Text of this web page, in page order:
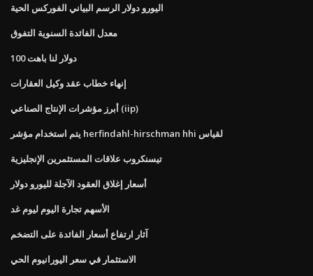
اليورو دولار الرسم البياني الفوركس الحية
معدل الفائدة السنوية التفوق
100 دولار لنا باهت
إنهاء خطاب عقد وكيل العقارات
أبرز مؤشرات الإنتاج الصناعي (iip)
يتم استخدام مؤشر herfindahl-hirschman hhi لقياس
تيسنكروب علاقات المستثمرين الإنجليزية
أسعار إغلاق العقود الآجلة لليورو دولار
الأسهم تجارة اليوم ليوم غد
آثار ارتفاع أسعار الفائدة على التضخم
الاستثمار في سعر اليورانيوم الحي